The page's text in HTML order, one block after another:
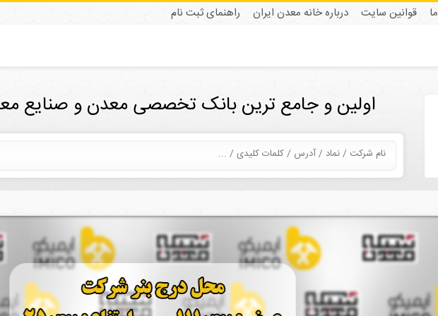
قوانین سایت درباره خانه معدن ایران راهنمای ثبت نام
اولین و جامع ترین بانک تخصصی معدن و صنایع